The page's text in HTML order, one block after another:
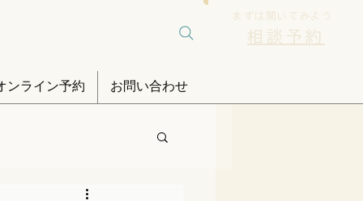
ンライン予約 お問い合わせ
まずは聞いてみよう
相談予約